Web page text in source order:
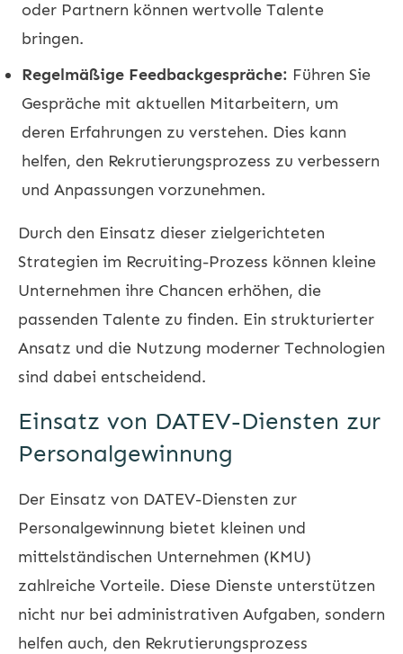
oder Partnern können wertvolle Talente
bringen.
Regelmäßige Feedbackgespräche: Führen Sie
Gespräche mit aktuellen Mitarbeitern, um
deren Erfahrungen zu verstehen. Dies kann
helfen, den Rekrutierungsprozess zu verbessern
und Anpassungen vorzunehmen.
Durch den Einsatz dieser zielgerichteten
Strategien im Recruiting-Prozess können kleine
Unternehmen ihre Chancen erhöhen, die
passenden Talente zu finden. Ein strukturierter
Ansatz und die Nutzung moderner Technologien
sind dabei entscheidend.
Einsatz von DATEV-Diensten zur
Personalgewinnung
Der Einsatz von DATEV-Diensten zur
Personalgewinnung bietet kleinen und
mittelständischen Unternehmen (KMU)
zahlreiche Vorteile. Diese Dienste unterstützen
nicht nur bei administrativen Aufgaben, sondern
helfen auch, den Rekrutierungsprozess